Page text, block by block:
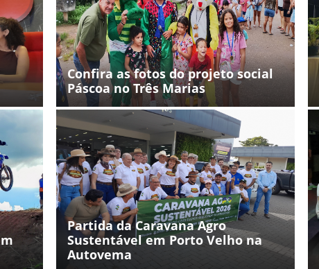
Confira as fotos do projeto social
Páscoa no Três Marias
Partida da Caravana Agro
Sustentável em Porto Velho na
Autovema